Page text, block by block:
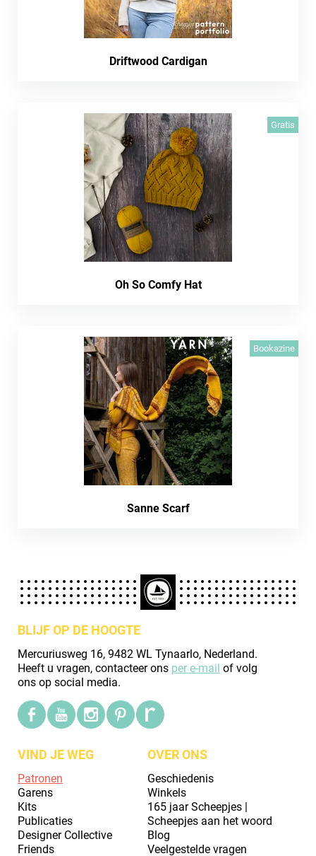
Driftwood Cardigan
Gratis
Oh So Comfy Hat
Bookazine
Sanne Scarf
BLIJF OP DE HOOGTE
Mercuriusweg 16, 9482 WL Tynaarlo, Nederland.
Heeft u vragen, contacteer ons per e-mail of volg
ons op social media.
VIND JE WEG
Patronen
Garens
Kits
Publicaties
Designer Collective
Friends
OVER ONS
Geschiedenis
Winkels
165 jaar Scheepjes |
Scheepjes aan het woord
Blog
Veelgestelde vragen